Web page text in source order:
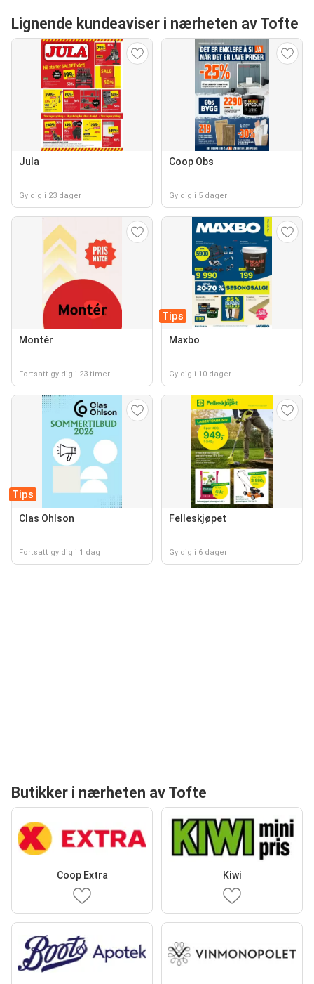
Lignende kundeaviser i nærheten av Tofte
Jula
Gyldig i 23 dager
Coop Obs
Gyldig i 5 dager
Montér
Fortsatt gyldig i 23 timer
Tips
Maxbo
Gyldig i 10 dager
Tips
Clas Ohlson
Fortsatt gyldig i 1 dag
Felleskjøpet
Gyldig i 6 dager
Butikker i nærheten av Tofte
Coop Extra Kiwi